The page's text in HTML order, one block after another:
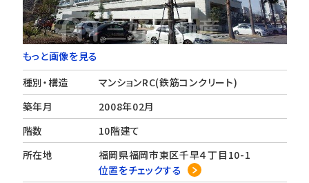
もっと画像を見る
種別・構造
マンションRC(鉄筋コンクリート)
築年月
2008年02月
階数
10階建て
所在地
福岡県福岡市東区千早４丁目10-1
位置をチェックする